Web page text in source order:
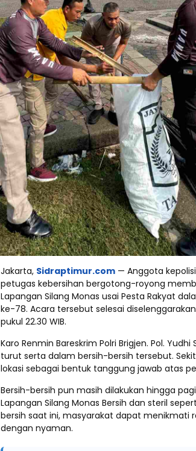
Jakarta, Sidraptimur.com — Anggota
petugas kebersihan bergotong-royong
Lapangan Silang Monas usai Pesta Rakyat
ke-78. Acara tersebut selesai
pukul 22.30 WIB.
Karo Renmin Bareskrim Polri Brigjen. Pol.
turut serta dalam bersih-bersih tersebut.
lokasi sebagai bentuk tanggung jawab atas
Bersih-bersih pun masih dilakukan hingga
Lapangan Silang Monas Bersih dan steril
bersih saat ini, masyarakat dapat menikmati
dengan nyaman.